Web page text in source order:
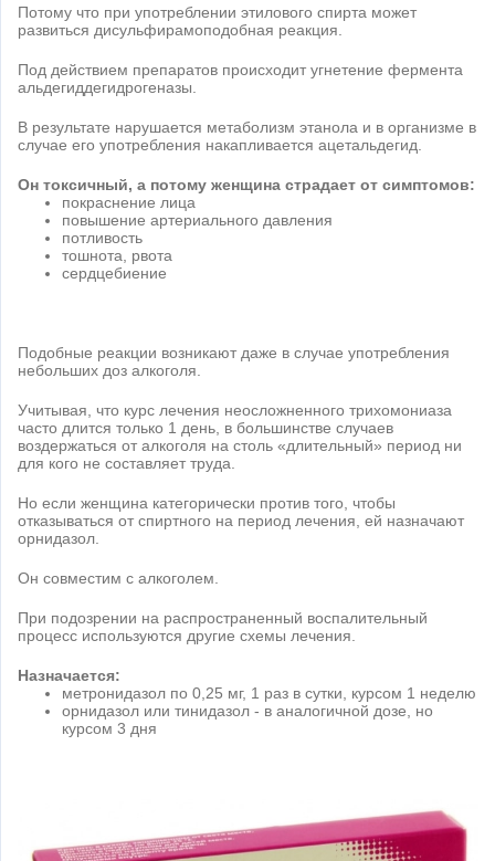
Потому что при употреблении этилового спирта может
развиться дисульфирамоподобная реакция.
Под действием препаратов происходит угнетение фермента
альдегиддегидрогеназы.
В результате нарушается метаболизм этанола и в организме в
случае его употребления накапливается ацетальдегид.
Он токсичный, а потому женщина страдает от симптомов:
покраснение лица
повышение артериального давления
потливость
тошнота, рвота
сердцебиение
Подобные реакции возникают даже в случае употребления
небольших доз алкоголя.
Учитывая, что курс лечения неосложненного трихомониаза
часто длится только 1 день, в большинстве случаев
воздержаться от алкоголя на столь «длительный» период ни
для кого не составляет труда.
Но если женщина категорически против того, чтобы
отказываться от спиртного на период лечения, ей назначают
орнидазол.
Он совместим с алкоголем.
При подозрении на распространенный воспалительный
процесс используются другие схемы лечения.
Назначается:
метронидазол по 0,25 мг, 1 раз в сутки, курсом 1 неделю
орнидазол или тинидазол - в аналогичной дозе, но
курсом 3 дня